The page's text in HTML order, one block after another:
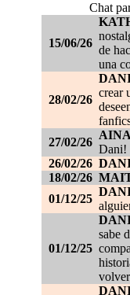
Chat
15/06/26
de
una
28/02/26
crear
27/02/26
Dani!
26/02/26
18/02/26
01/12/25
01/12/25
sabe